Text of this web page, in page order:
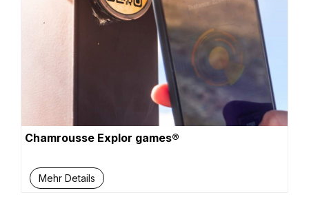
Chamrousse Explor games®
Mehr Details